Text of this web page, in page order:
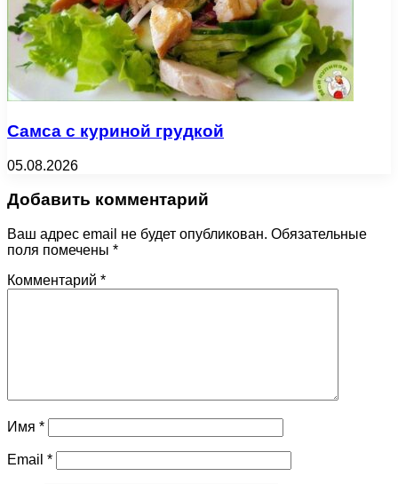
Самса с куриной грудкой
05.08.2026
Добавить комментарий
Ваш адрес email не будет опубликован. Обязательные
поля помечены *
Комментарий *
Имя *
Email *